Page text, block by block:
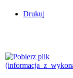
Drukuj